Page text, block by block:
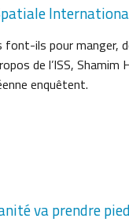
ils pour manger,
de l’ISS, Shamim
enquêtent.
va prendre